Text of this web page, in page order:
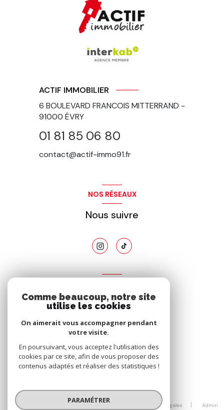
ACTIF IMMOBILIER
6 BOULEVARD FRANCOIS MITTERRAND -
91000 ÉVRY
01 81 85 06 80
contact@actif-immo91.fr
NOS RÉSEAUX
Nous suivre
Nous adhérons
© 2026 | Tous droits réservés
Mentions légales Admin
Comme beaucoup, notre site
utilise les cookies
On aimerait vous accompagner pendant
votre visite.
En poursuivant, vous acceptez l'utilisation des
cookies par ce site, afin de vous proposer des
contenus adaptés et réaliser des statistiques !
PARAMÉTRER